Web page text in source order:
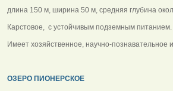
длина 150 м, ширина 50 м, средняя глубина
Карстовое, с устойчивым подземным питанием.
Имеет хозяйственное, научно-познавательное
ОЗЕРО ПИОНЕРСКОЕ